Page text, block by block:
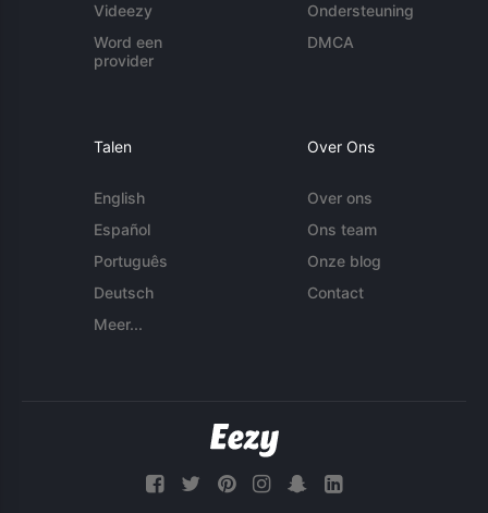
Videezy
Word een
provider
Ondersteuning
DMCA
Talen
English
Español
Português
Deutsch
Meer...
Over Ons
Over ons
Ons team
Onze blog
Contact